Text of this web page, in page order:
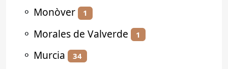
⚬ Monòver 1
⚬ Morales de Valverde 1
⚬ Murcia 34